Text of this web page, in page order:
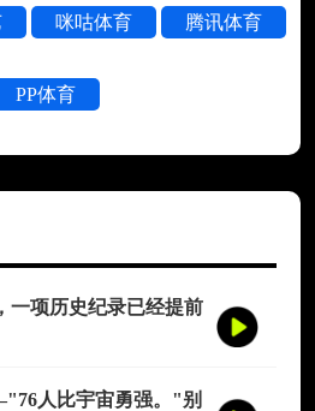
咪咕体育 腾讯体育
PP体育
一项历史纪录已经提前
伦敦雄狮将首次站上
人比宇宙勇强。"别